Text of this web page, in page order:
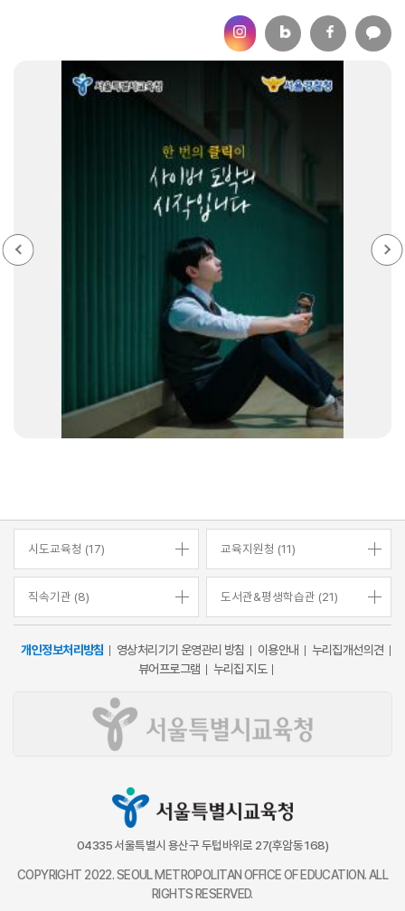
시도교육청 (17) 교육지원청 (11)
직속기관 (8) 도서관&평생학습관 (21)
개인정보처리방침 영상처리기기 운영관리 방침 이용안내
누리집개선의견
뷰어프로그램
누리집 지도
04335 서울특별시 용산구 두텁바위로 27(후암동 168)
COPYRIGHT 2022. SEOUL METROPOLITAN OFFICE OF EDUCATION. ALL
RIGHTS RESERVED.